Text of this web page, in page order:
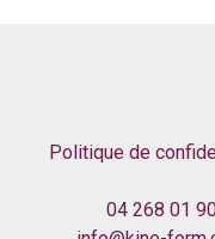
Politique de
04 268 01